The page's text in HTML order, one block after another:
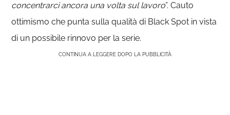
concentrarci ancora una volta sul lavoro”. Cauto
ottimismo che punta sulla qualità di Black Spot in vista
di un possibile rinnovo per la serie.
CONTINUA A LEGGERE DOPO LA PUBBLICITÀ